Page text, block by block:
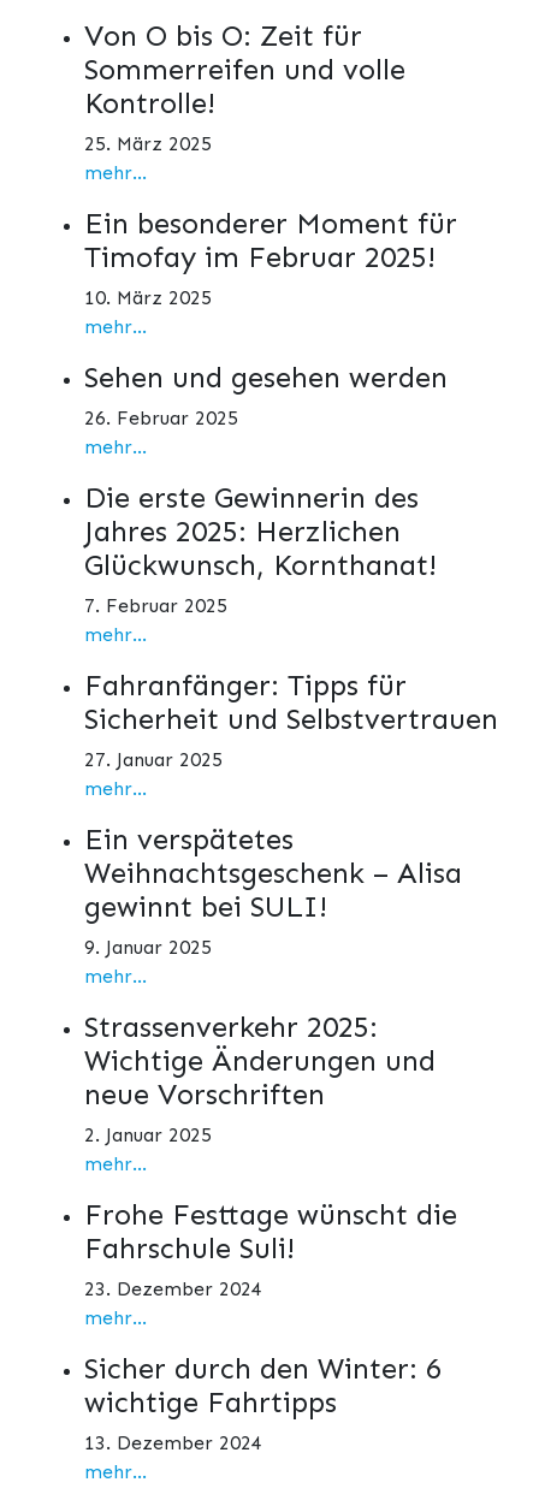
Von O bis O: Zeit für
Sommerreifen und volle
Kontrolle!
25. März 2025
mehr...
Ein besonderer Moment für
Timofay im Februar 2025!
10. März 2025
mehr...
Sehen und gesehen werden
26. Februar 2025
mehr...
Die erste Gewinnerin des
Jahres 2025: Herzlichen
Glückwunsch, Kornthanat!
7. Februar 2025
mehr...
Fahranfänger: Tipps für
Sicherheit und Selbstvertrauen
27. Januar 2025
mehr...
Ein verspätetes
Weihnachtsgeschenk – Alisa
gewinnt bei SULI!
9. Januar 2025
mehr...
Strassenverkehr 2025:
Wichtige Änderungen und
neue Vorschriften
2. Januar 2025
mehr...
Frohe Festtage wünscht die
Fahrschule Suli!
23. Dezember 2024
mehr...
Sicher durch den Winter: 6
wichtige Fahrtipps
13. Dezember 2024
mehr...